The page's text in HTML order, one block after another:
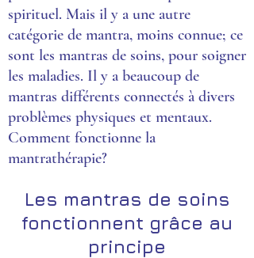
spirituel. Mais il y a une autre
catégorie de mantra, moins connue; ce
sont les mantras de soins, pour soigner
les maladies. Il y a beaucoup de
mantras différents connectés à divers
problèmes physiques et mentaux.
Comment fonctionne la
mantrathérapie?
Les mantras de soins
fonctionnent grâce au
principe